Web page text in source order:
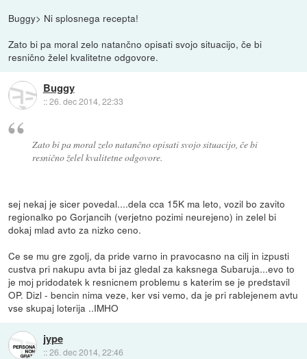
Buggy> Ni splosnega recepta!
Zato bi pa moral zelo natančno opisati svojo situacijo, če bi
resnično želel kvalitetne odgovore.
Buggy
::26. dec 2014, 22:33
Zato bi pa moral zelo natančno opisati svojo situacijo, če bi
resnično želel kvalitetne odgovore.
sej nekaj je sicer povedal....dela cca 15K ma leto, vozil bo zavito
regionalko po Gorjancih (verjetno pozimi neurejeno) in zelel bi
dokaj mlad avto za nizko ceno.
Ce se mu gre zgolj, da pride varno in pravocasno na cilj in izpusti
custva pri nakupu avta bi jaz gledal za kaksnega Subaruja...evo to
je moj pridodatek k resnicnem problemu s katerim se je predstavil
OP. Dizl - bencin nima veze, ker vsi vemo, da je pri rablejenem avtu
vse skupaj loterija ..IMHO
jype
::26. dec 2014, 22:46